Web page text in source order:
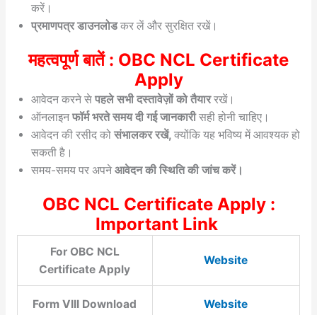
करें।
प्रमाणपत्र डाउनलोडकर लें और सुरक्षित रखें।
महत्वपूर्ण बातें : OBC NCL Certificate
Apply
आवेदन करने से पहले सभी दस्तावेज़ों को तैयाररखें।
ऑनलाइनफॉर्म भरते समय दी गई जानकारीसही होनी चाहिए।
आवेदन की रसीद को संभालकर रखें, क्योंकि यह भविष्य में आवश्यक हो
सकती है।
समय-समय पर अपनेआवेदन की स्थिति की जांच करें।
OBC NCL Certificate Apply :
Important Link
For OBC NCL
Certificate Apply
Website
Form VIII Download Website